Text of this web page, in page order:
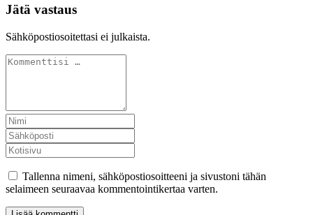
Jätä vastaus
Sähköpostiosoitettasi ei julkaista.
Tallenna nimeni, sähköpostiosoitteeni ja sivustoni tähän
selaimeen seuraavaa kommentointikertaa varten.